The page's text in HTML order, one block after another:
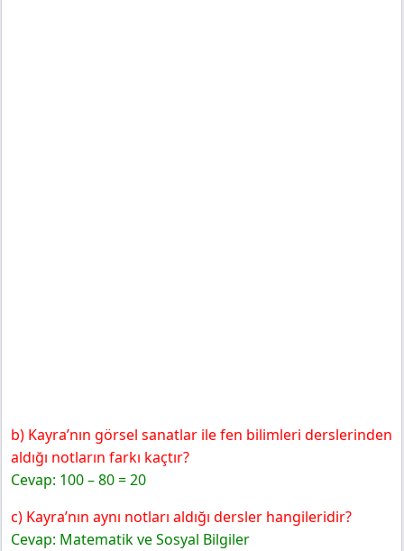
b) Kayra’nın görsel sanatlar ile fen bilimleri derslerinden
aldığı notların farkı kaçtır?
Cevap: 100 – 80 = 20
c) Kayra’nın aynı notları aldığı dersler hangileridir?
Cevap: Matematik ve Sosyal Bilgiler